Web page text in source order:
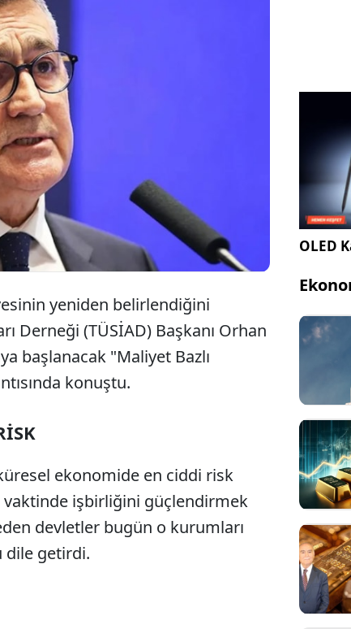
Turan, ABD gümrük vergilerinin küresel
etkileyeceğine dikkat çekerek, Türkiye'nin
biri olan AB'nin ticarette ana
vurguladı.
yeniden belirlendiğini
Derneği (TÜSİAD) Başkanı Orhan
başlanacak "Maliyet Bazlı
konuştu.
ekonomide en ciddi risk
vaktinde işbirliğini güçlendirmek
devletler bugün o kurumları
dile getirdi.
OLED